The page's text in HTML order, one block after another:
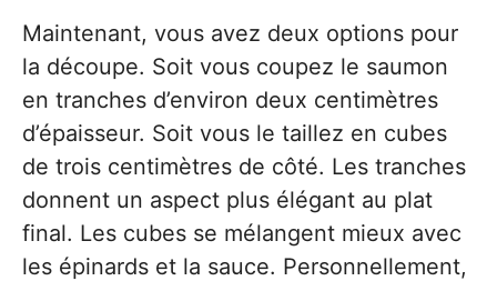
Maintenant, vous avez deux options pour
la découpe. Soit vous coupez le saumon
en tranches d’environ deux centimètres
d’épaisseur. Soit vous le taillez en cubes
de trois centimètres de côté. Les tranches
donnent un aspect plus élégant au plat
final. Les cubes se mélangent mieux avec
les épinards et la sauce. Personnellement,